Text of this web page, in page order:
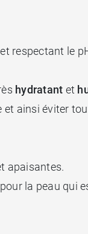
respectant le
hydratant et
et ainsi éviter
apaisantes.
la peau qui